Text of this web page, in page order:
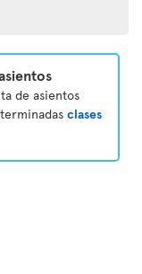
de asientos
clases